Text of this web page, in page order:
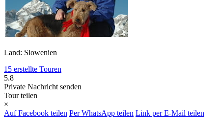
Land: Slowenien
15 erstellte Touren
5.8
Private Nachricht senden
Tour teilen
×
Auf Facebook teilen Per WhatsApp teilen Link per E-Mail teilen